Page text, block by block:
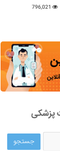
796,021
پزشکی